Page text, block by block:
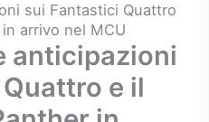
sui Fantastici Quattro
arrivo nel MCU
anticipazioni
e il